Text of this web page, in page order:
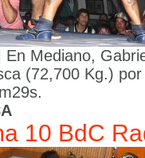
En Mediano,
(72,700 Kg.)
10 BdC